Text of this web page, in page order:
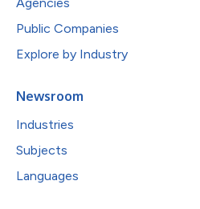
Public Companies
Explore by Industry
Newsroom
Industries
Subjects
Languages